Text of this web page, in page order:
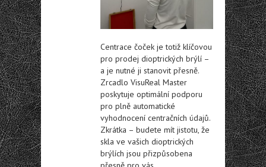
Centrace čoček je totiž klíčovou
pro prodej dioptrických brýlí –
a je nutné ji stanovit přesně.
Zrcadlo VisuReal Master
poskytuje optimální podporu
pro plně automatické
vyhodnocení centračních údajů.
Zkrátka – budete mít jistotu, že
skla ve vašich dioptrických
brýlích jsou přizpůsobena